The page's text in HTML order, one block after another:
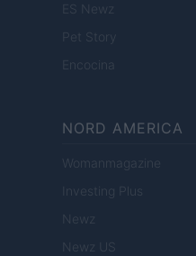
ES Newz
Pet Story
Encocina
NORD AMERICA
Womanmagazine
Investing Plus
Newz
Newz US